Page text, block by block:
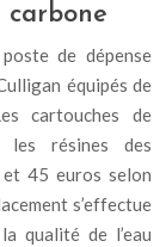
de dépense
équipés de
cartouches de
les résines des
45 euros selon
s’effectue
qualité de l’eau